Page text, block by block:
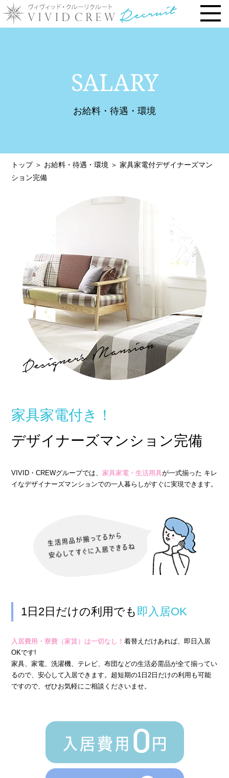
› 風俗店・キャバクラ店との違い
› お客様との連絡先交換一切なし
› 未経験・新人の方へ
› 他店との考え方比較
› 他店との待遇の比較
› 他店との送りの比較
› VIVIDCREW十三本店
› VIVIDCREW梅田堂山店
› Madame 2nd virgin 十三
› VIVIDCREW Pink Party Paradise
お給料・待遇・環境
› 完全自由出勤制
› 託児所代金全額負担
› 連絡先交換、同伴アフター 一切なし！
› 出戻り大歓迎
› 出稼ぎ特典
› 衣装・ドレス・靴 無料貸出しOK!
› お給料明細公開中!
› 家具家電付デザイナーズマンション完備
› お給料日払い 即日払いOK!
› 人事部について
› 個人ロッカーキレイな更衣室完備
› ニュース・トピックス
SALARY
お給料・待遇・環境
トップ＞ お給料・待遇・環境 ＞家具家電付デザイナーズマン
ション完備
家具家電付き！
デザイナーズマンション完備
VIVID・CREWグループでは、家具家電・生活用具が一式揃った キレ
イなデザイナーズマンションでの一人暮らしがすぐに実現できます。
1日2日だけの利用でも 即入居OK
入居費用・寮費（家賃）は一切なし！着替えだけあれば、即日入居
OKです!
家具、家電、洗濯機、テレビ、布団などの生活必需品が全て揃ってい
るので、安心して入居できます。超短期の1日2日だけの利用も可能
ですので、ぜひお気軽にご相談くださいませ。